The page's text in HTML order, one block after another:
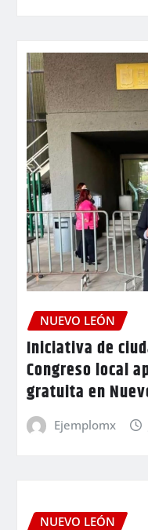
NUEVO LEÓN
Iniciativa de
Congreso local
gratuita en
Ejemplomx
NUEVO LEÓN